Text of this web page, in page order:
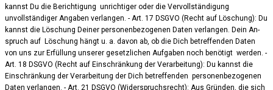
kannst Du die Berichtigung unrichtiger oder die Vervollständigung
unvollständiger Angaben verlangen. - Art. 17 DSGVO (Recht auf Löschung): Du
kannst die Löschung Deiner personenbezogenen Daten verlangen. Dein An-
spruch auf Löschung hängt u. a. davon ab, ob die Dich betreffenden Daten
von uns zur Erfüllung unserer gesetzlichen Aufgaben noch benötigt werden. -
Art. 18 DSGVO (Recht auf Einschränkung der Verarbeitung): Du kannst die
Einschränkung der Verarbeitung der Dich betreffenden personenbezogenen
Daten verlangen. - Art. 21 DSGVO (Widerspruchsrecht): Aus Gründen, die sich